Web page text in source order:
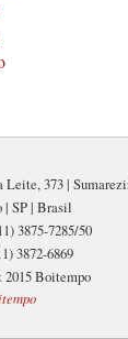
Leite, 373 |
| SP | Brasil
3875-7285/50
3872-6869
2015 Boitempo